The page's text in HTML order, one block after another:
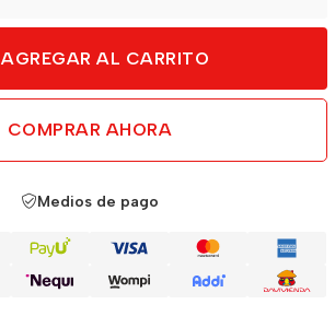
AGREGAR AL CARRITO
COMPRAR AHORA
Medios de pago